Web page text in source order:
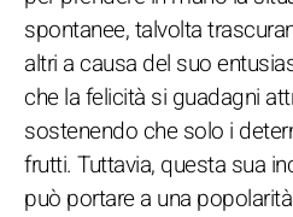
spontanee, talvolta
altri a causa del suo
che la felicità si guadagni
sostenendo che solo i
frutti. Tuttavia, questa sua
può portare a una